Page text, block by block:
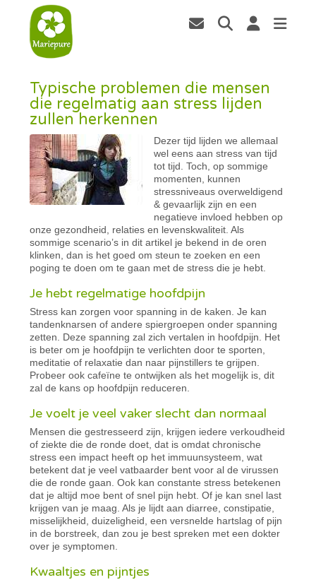
Typische problemen die mensen
die regelmatig aan stress lijden
zullen herkennen
Dezer tijd lijden we allemaal
wel eens aan stress van tijd
tot tijd. Toch, op sommige
momenten, kunnen
stressniveaus overweldigend
& gevaarlijk zijn en een
negatieve invloed hebben op
onze gezondheid, relaties en levenskwaliteit. Als
sommige scenario’s in dit artikel je bekend in de oren
klinken, dan is het goed om steun te zoeken en een
poging te doen om te gaan met de stress die je hebt.
Je hebt regelmatige hoofdpijn
Stress kan zorgen voor spanning in de kaken. Je kan
tandenknarsen of andere spiergroepen onder spanning
zetten. Deze spanning zal zich vertalen in hoofdpijn. Het
is beter om je hoofdpijn te verlichten door te sporten,
meditatie of relaxatie dan naar pijnstillers te grijpen.
Probeer ook cafeïne te ontwijken als het mogelijk is, dit
zal de kans op hoofdpijn reduceren.
Je voelt je veel vaker slecht dan normaal
Mensen die gestresseerd zijn, krijgen iedere verkoudheid
of ziekte die de ronde doet, dat is omdat chronische
stress een impact heeft op het immuunsysteem, wat
betekent dat je veel vatbaarder bent voor al de virussen
die de ronde gaan. Ook kan constante stress betekenen
dat je altijd moe bent of snel pijn hebt. Of je kan snel last
krijgen van je maag. Als je lijdt aan diarree, constipatie,
misselijkheid, duizeligheid, een versnelde hartslag of pijn
in de borstreek, dan zou je best spreken met een dokter
over je symptomen.
Kwaaltjes en pijntjes